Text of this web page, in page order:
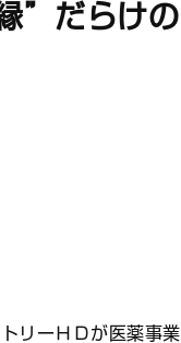
”だらけの
リーＨＤが医薬事業